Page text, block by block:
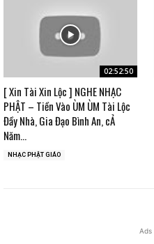
02:52:50
[ Xin Tài Xin Lộc ] NGHE NHẠC
PHẬT – Tiền Vào ÙM ÙM Tài Lộc
Đầy Nhà, Gia Đạo Bình An, cẢ
Năm...
NHẠC PHẬT GIÁO
Ads